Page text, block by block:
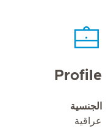
Profile
الجنسية
عراقية